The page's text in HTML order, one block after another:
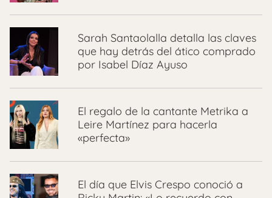
Sarah Santaolalla detalla las claves
que hay detrás del ático comprado
por Isabel Díaz Ayuso
El regalo de la cantante Metrika a
Leire Martínez para hacerla
«perfecta»
El día que Elvis Crespo conoció a